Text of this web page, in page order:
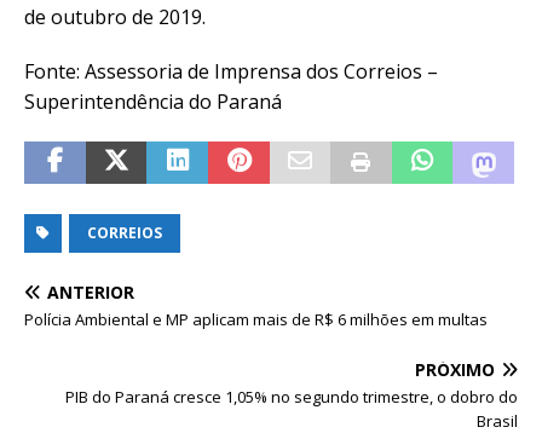
de outubro de 2019.
Fonte: Assessoria de Imprensa dos Correios –
Superintendência do Paraná
CORREIOS
ANTERIOR
Polícia Ambiental e MP aplicam mais de R$ 6 milhões em multas
PRÓXIMO
PIB do Paraná cresce 1,05% no segundo trimestre, o dobro do
Brasil